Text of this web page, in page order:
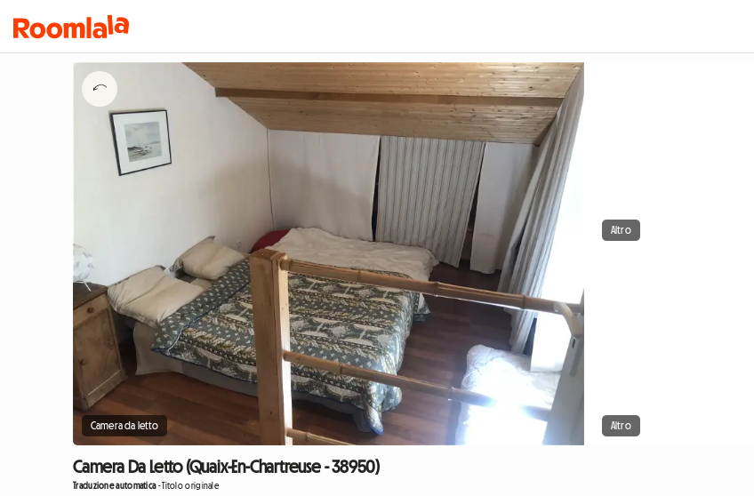
Camera da letto
Altro
Altro
Camera Da Letto (Quaix-En-Chartreuse - 38950)
Traduzione automatica-Titolo originale